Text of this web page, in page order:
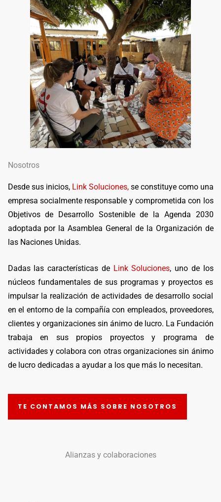
Nosotros
Desde sus inicios,Link Soluciones,se constituye como una
empresa socialmente responsable y comprometida con los
Objetivos de Desarrollo Sostenible de la Agenda 2030
adoptada por la Asamblea General de la Organización de
las Naciones Unidas.
Dadas las características de Link Soluciones, uno de los
núcleos fundamentales de sus programas y proyectos es
impulsar la realización de actividades de desarrollo social
en el entorno de la compañía con empleados, proveedores,
clientes y organizaciones sin ánimo de lucro. La Fundación
trabaja en sus propios proyectos y programa de
actividades y colabora con otras organizaciones sin ánimo
de lucro dedicadas a ayudar a los que más lo necesitan.
TE CONTAMOS MÁS SOBRE NOSOTROS
Alianzas y colaboraciones